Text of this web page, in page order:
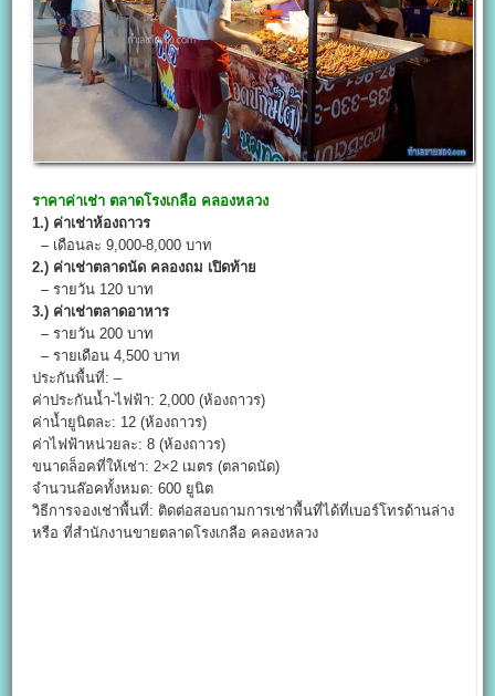
ราคาค่าเช่า ตลาดโรงเกลือ คลองหลวง
1.) ค่าเช่าห้องถาวร
– เดือนละ 9,000-8,000 บาท
2.) ค่าเช่าตลาดนัด คลองถม เปิดท้าย
– รายวัน 120 บาท
3.) ค่าเช่าตลาดอาหาร
– รายวัน 200 บาท
– รายเดือน 4,500 บาท
ประกันพื้นที่: –
ค่าประกันน้ำ-ไฟฟ้า: 2,000 (ห้องถาวร)
ค่าน้ำยูนิตละ: 12 (ห้องถาวร)
ค่าไฟฟ้าหน่วยละ: 8 (ห้องถาวร)
ขนาดล็อคที่ให้เช่า: 2×2 เมตร (ตลาดนัด)
จำนวนล๊อคทั้งหมด: 600 ยูนิต
วิธีการจองเช่าพื้นที่: ติดต่อสอบถามการเช่าพื้นที่ได้ที่เบอร์โทรด้านล่าง
หรือ ที่สำนักงานขายตลาดโรงเกลือ คลองหลวง